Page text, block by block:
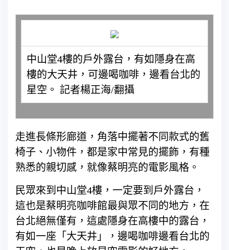
中山堂4樓的戶外露台，有如隱身在高
樓的大天井，可邊喝咖啡，邊看台北的
星空。 記者楊正海/翻攝
走進長條形廊道，角落中擺著不同款式的舊
椅子、小物件，都是家中常見的擺飾，有種
熟悉的親切感，就像蔡明亮的電影風格。
民眾來到中山堂4樓，一定要到戶外露台，
這也是蔡明亮咖啡館最與眾不同的地方，在
台北絕無僅有，這處隱身在高樓中的露台，
有如一座「大天井」，邊喝咖啡邊看台北的